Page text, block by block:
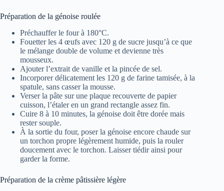
Préparation de la génoise roulée
Préchauffer le four à 180°C.
Fouetter les 4 œufs avec 120 g de sucre jusqu’à ce que
le mélange double de volume et devienne très
mousseux.
Ajouter l’extrait de vanille et la pincée de sel.
Incorporer délicatement les 120 g de farine tamisée, à la
spatule, sans casser la mousse.
Verser la pâte sur une plaque recouverte de papier
cuisson, l’étaler en un grand rectangle assez fin.
Cuire 8 à 10 minutes, la génoise doit être dorée mais
rester souple.
À la sortie du four, poser la génoise encore chaude sur
un torchon propre légèrement humide, puis la rouler
doucement avec le torchon. Laisser tiédir ainsi pour
garder la forme.
Préparation de la crème pâtissière légère